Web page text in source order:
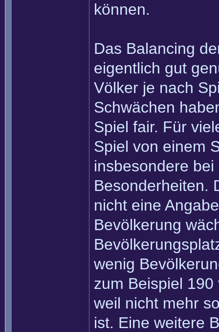
können.
Das Balancing
eigentlich gut
Völker je nach
Schwächen
Spiel fair. Für
Spiel von einem
insbesondere
Besonderheiten.
nicht eine
Bevölkerung
wenig
zum Beispiel
weil nicht mehr
ist. Eine weitere